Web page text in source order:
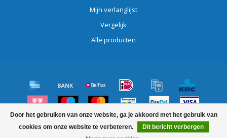
Door het gebruiken van onze website, ga je akkoord met het gebruik van
cookies om onze website te verbeteren.
Dit bericht verbergen
Mijn verlanglijst
Vergelijk
Alle producten
© Copyright 2026 Schoonmaakdiscount.nl
FILTERS